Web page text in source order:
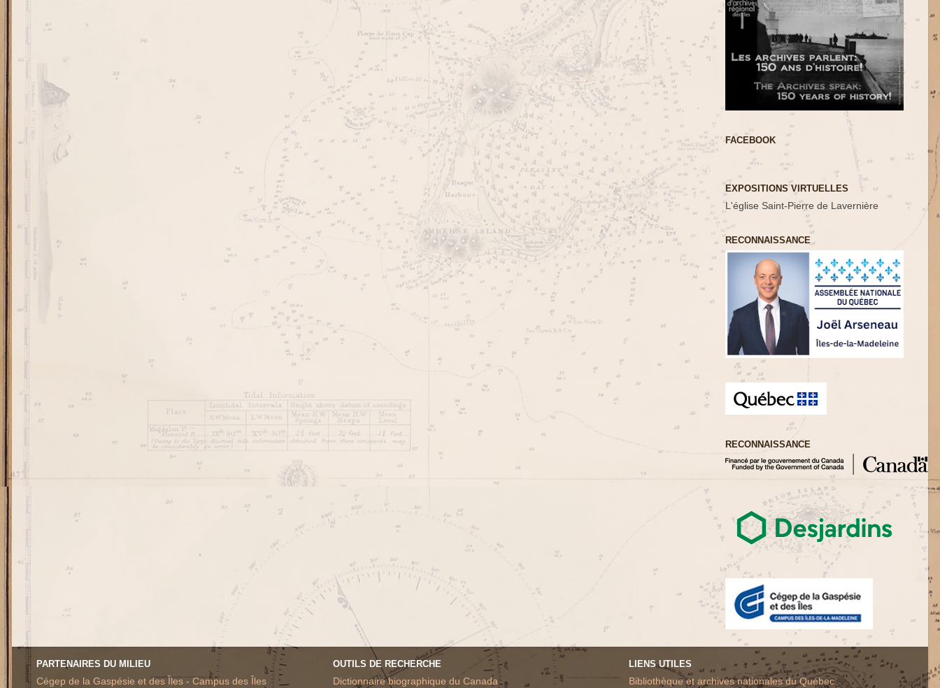
FACEBOOK
EXPOSITIONS VIRTUELLES
L'église Saint-Pierre de Lavernière
RECONNAISSANCE
RECONNAISSANCE
PARTENAIRES DU MILIEU
Cégep de la Gaspésie et des Îles - Campus des Îles
OUTILS DE RECHERCHE
Dictionnaire biographique du Canada
LIENS UTILES
Bibliothèque et archives nationales du Québec